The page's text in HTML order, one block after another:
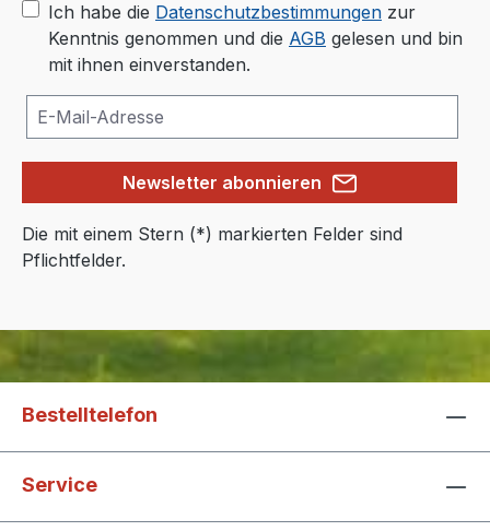
Ich habe die Datenschutzbestimmungen zur
Kenntnis genommen und die AGB gelesen und bin
mit ihnen einverstanden.
Newsletter abonnieren
Die mit einem Stern (*) markierten Felder sind
Pflichtfelder.
Bestelltelefon
Service